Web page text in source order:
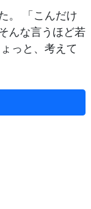
。 「こんだけ
んな言うほど若
っと、考えて